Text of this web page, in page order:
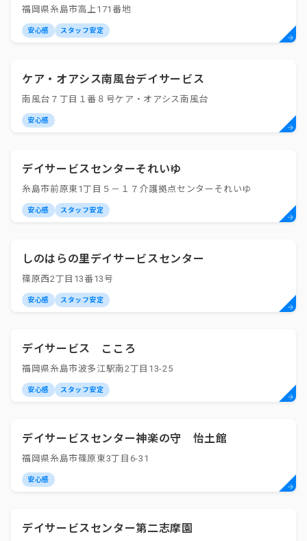
福岡県糸島市高上171番地
安心感 スタッフ安定
ケア・オアシス南風台デイサービス
南風台７丁目１番８号ケア・オアシス南風台
安心感
デイサービスセンターそれいゆ
糸島市前原東1丁目５－１７介護拠点センターそれいゆ
安心感 スタッフ安定
しのはらの里デイサービスセンター
篠原西2丁目13番13号
安心感 スタッフ安定
デイサービス こころ
福岡県糸島市波多江駅南2丁目13-25
安心感 スタッフ安定
デイサービスセンター神楽の守 怡土館
福岡県糸島市篠原東3丁目6-31
安心感
デイサービスセンター第二志摩園